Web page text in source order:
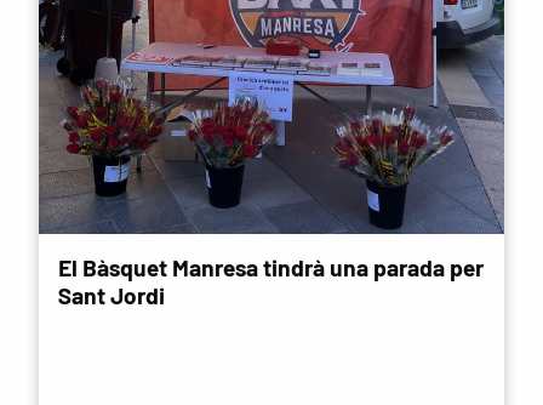
El Bàsquet Manresa tindrà una parada per
Sant Jordi